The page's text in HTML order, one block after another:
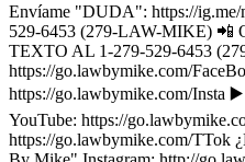
Envíame "DUDA": https://
529-6453 (279-LAW-MIKE)
TEXTO AL 1-279-529-6453
https://go.lawbymike.com/
https://go.lawbymike.com/Insta
YouTube: https://
https://go.lawbymike.com/TTok